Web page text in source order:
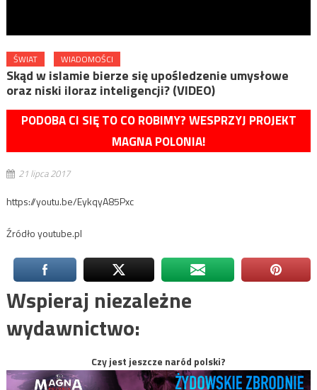
ŚWIAT WIADOMOŚCI
Skąd w islamie bierze się upośledzenie umysłowe
oraz niski iloraz inteligencji? (VIDEO)
PODOBA CI SIĘ TO CO ROBIMY? WESPRZYJ PROJEKT
MAGNA POLONIA!
21 lipca 2017
https://youtu.be/EykqyA85Pxc
Źródło youtube.pl
Wspieraj niezależne
wydawnictwo:
Czy jest jeszcze naród polski?